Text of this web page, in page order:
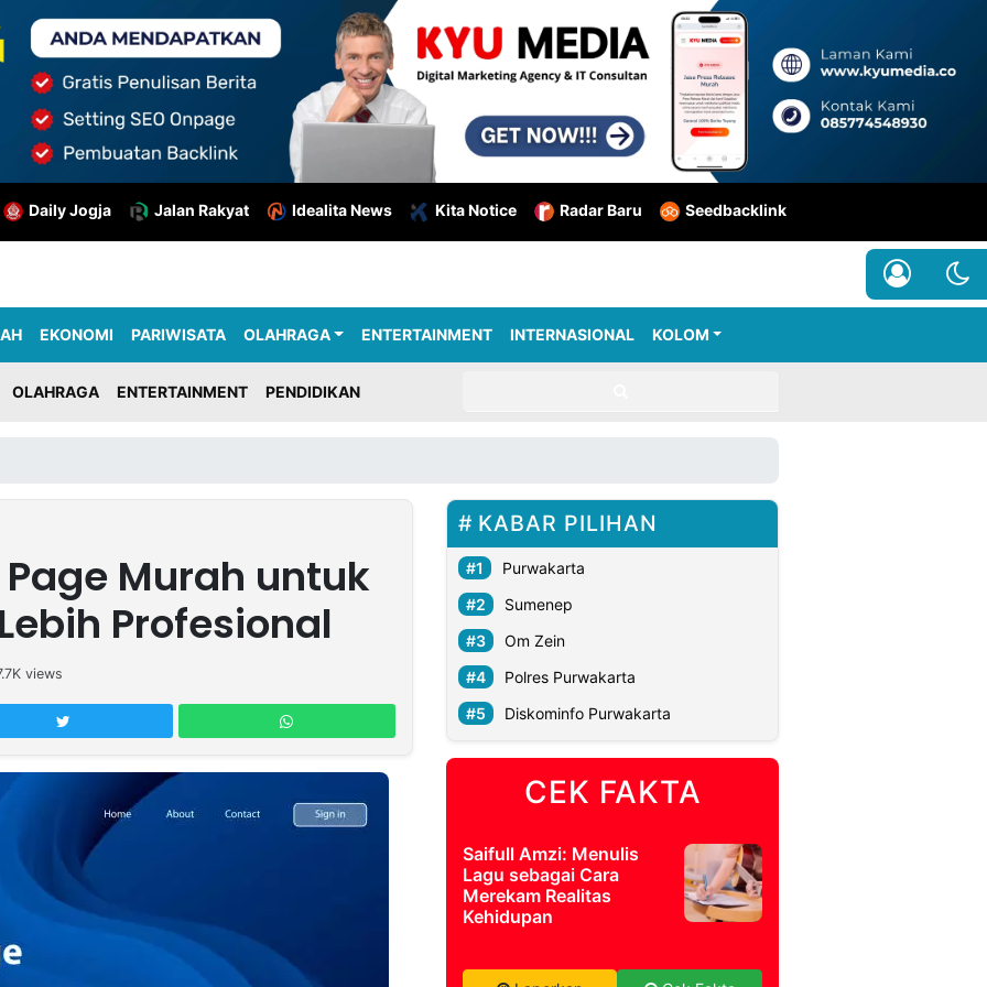
Daily Jogja Jalan Rakyat Idealita News Kita Notice Radar Baru Seedbacklink
EKONOMI PARIWISATA OLAHRAGA ENTERTAINMENT INTERNASIONAL KOLOM
OLAHRAGA ENTERTAINMENT PENDIDIKAN
Murah untuk
Profesional
views
KABAR PILIHAN
Purwakarta
Sumenep
Om Zein
Polres Purwakarta
Diskominfo Purwakarta
CEK FAKTA
Saifull Amzi: Menulis
Lagu sebagai Cara
Merekam Realitas
Kehidupan